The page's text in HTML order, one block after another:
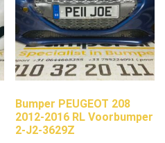
Bumper PEUGEOT 208
2012-2016 RL Voorbumper
2-J2-3629Z